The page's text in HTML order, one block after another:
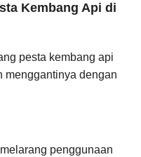
Kembang Api di
pesta kembang api
menggantinya dengan
penggunaan